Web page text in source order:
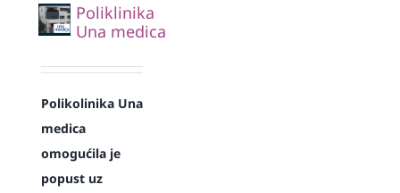
Poliklinika
Una medica
Polikolinika Una
medica
omogućila je
popust uz